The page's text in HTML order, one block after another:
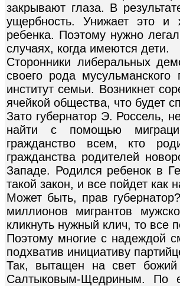
закрывают глаза. В
ущербность. Унижает это и
ребенка. Поэтому нужно
случаях, когда имеются дети.
Сторонники либеральных
своего рода
институт семьи. Возникнет
ячейкой общества, что будет
Зато губернатор Э. Россель,
найти с помощью
гражданство всем, кто
гражданства родителей
Западе. Родился ребенок в
такой закон, и все пойдет как
Может быть, прав
миллионов мигрантов
кликнуть нужный клич, то все
Поэтому многие с надеждой
подхватив инициативу
Так, вытащен на свет божий
Салтыковым-Щедриным. По